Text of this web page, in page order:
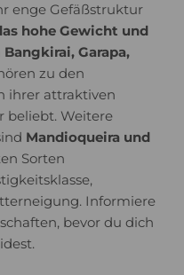
enge Gefäßstruktur
hohe Gewicht und
Bangkirai, Garapa,
zu den
ihrer attraktiven
beliebt. Weitere
Mandioqueira und
Sorten
Informiere
bevor du dich